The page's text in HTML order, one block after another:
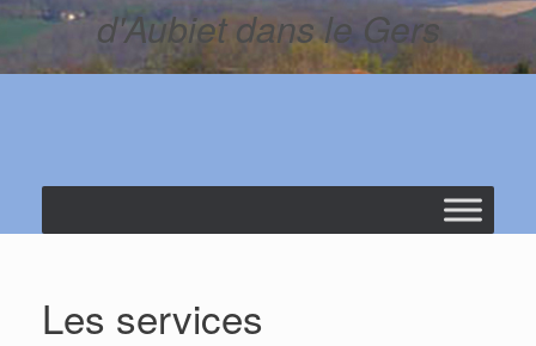
d'Aubiet dans le Gers
Les services